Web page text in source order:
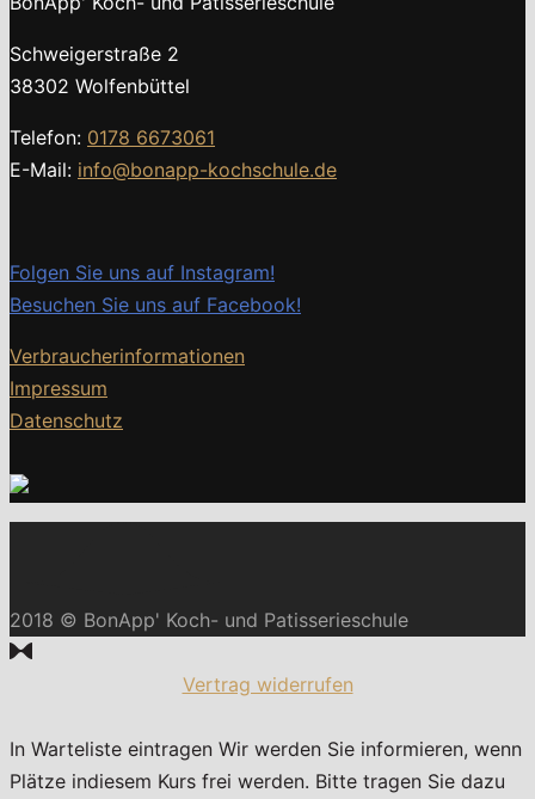
Schweigerstraße 2
38302 Wolfenbüttel
Telefon: 0178 6673061
E-Mail: info@bonapp-kochschule.de
Folgen Sie uns auf Instagram!
Besuchen Sie uns auf Facebook!
Verbraucherinformationen
Impressum
Datenschutz
2018 © BonApp' Koch- und Patisserieschule
Vertrag widerrufen
In Warteliste eintragen Wir werden Sie informieren, wenn
Plätze indiesem Kurs frei werden. Bitte tragen Sie dazu